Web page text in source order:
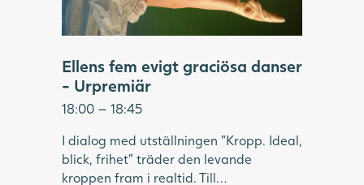
Ellens fem evigt graciösa danser
- Urpremiär
18:00 — 18:45
I dialog med utställningen "Kropp. Ideal,
blick, frihet" träder den levande
kroppen fram i realtid. Till